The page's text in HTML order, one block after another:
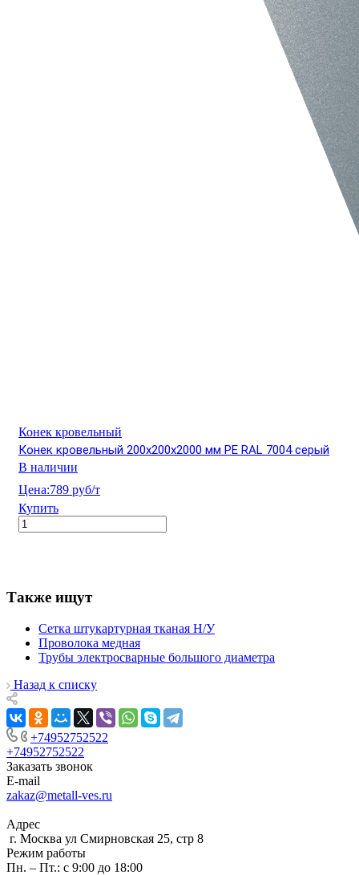
Конек кровельный
Конек кровельный 200х200х2000 мм PE RAL 7004 серый
В наличии
Цена:789 руб/т
Купить
Также ищут
Сетка штукартурная тканая Н/У
Проволока медная
Трубы электросварные большого диаметра
Назад к списку
+74952752522
+74952752522
Заказать звонок
E-mail
zakaz@metall-ves.ru
Адрес
г. Москва ул Смирновская 25, стр 8
Режим работы
Пн. – Пт.: с 9:00 до 18:00